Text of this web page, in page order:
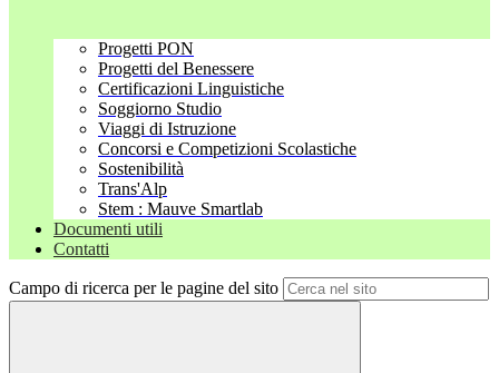
Progetti PON
Progetti del Benessere
Certificazioni Linguistiche
Soggiorno Studio
Viaggi di Istruzione
Concorsi e Competizioni Scolastiche
Sostenibilità
Trans'Alp
Stem : Mauve Smartlab
Documenti utili
Contatti
Campo di ricerca per le pagine del sito